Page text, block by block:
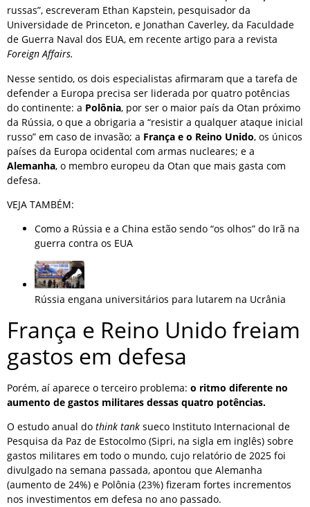
russas”, escreveram Ethan Kapstein, pesquisador da
Universidade de Princeton, e Jonathan Caverley, da Faculdade
de Guerra Naval dos EUA, em recente artigo para a revista
Foreign Affairs.
Nesse sentido, os dois especialistas afirmaram que a tarefa de
defender a Europa precisa ser liderada por quatro potências
do continente: a Polônia, por ser o maior país da Otan próximo
da Rússia, o que a obrigaria a “resistir a qualquer ataque inicial
russo” em caso de invasão; a França e o Reino Unido, os únicos
países da Europa ocidental com armas nucleares; e a
Alemanha, o membro europeu da Otan que mais gasta com
defesa.
VEJA TAMBÉM:
Como a Rússia e a China estão sendo “os olhos” do Irã na
guerra contra os EUA
Rússia engana universitários para lutarem na Ucrânia
França e Reino Unido freiam
gastos em defesa
Porém, aí aparece o terceiro problema: o ritmo diferente no
aumento de gastos militares dessas quatro potências.
O estudo anual do think tank sueco Instituto Internacional de
Pesquisa da Paz de Estocolmo (Sipri, na sigla em inglês) sobre
gastos militares em todo o mundo, cujo relatório de 2025 foi
divulgado na semana passada, apontou que Alemanha
(aumento de 24%) e Polônia (23%) fizeram fortes incrementos
nos investimentos em defesa no ano passado.